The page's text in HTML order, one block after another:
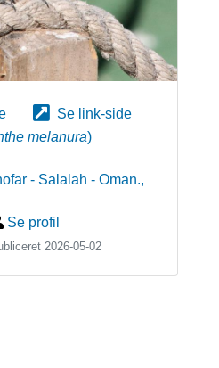
Se link-side
melanura)
- Salalah - Oman.,
Se profil
2026-05-02